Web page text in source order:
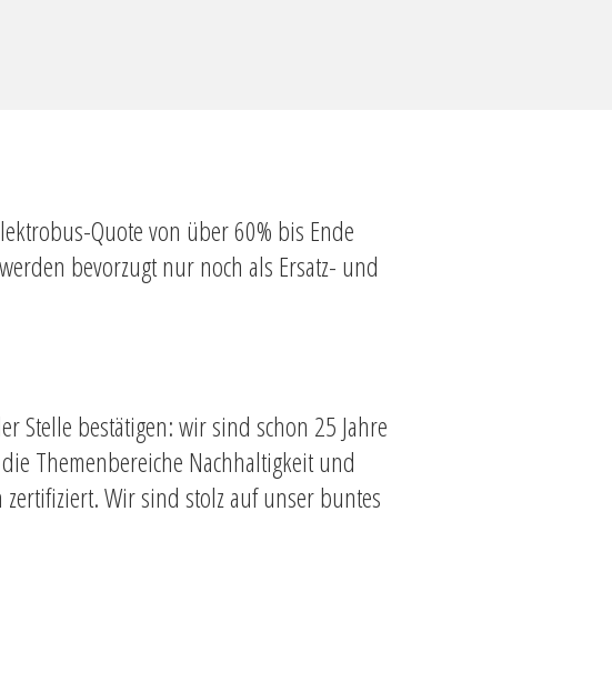
Quote von über 60% bis Ende
bevorzugt nur noch als Ersatz- und
Stelle bestätigen: wir sind schon 25 Jahre
Themenbereiche Nachhaltigkeit und
Wir sind stolz auf unser buntes